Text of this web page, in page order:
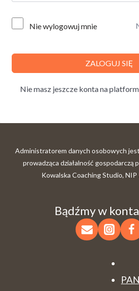
Nie wylogowuj mnie
ZALOGUJ SIĘ
Nie masz jeszcze konta na
Administratorem danych osobowych
prowadząca działalność gospodarczą
Kowalska Coaching Studio,
Bądźmy w